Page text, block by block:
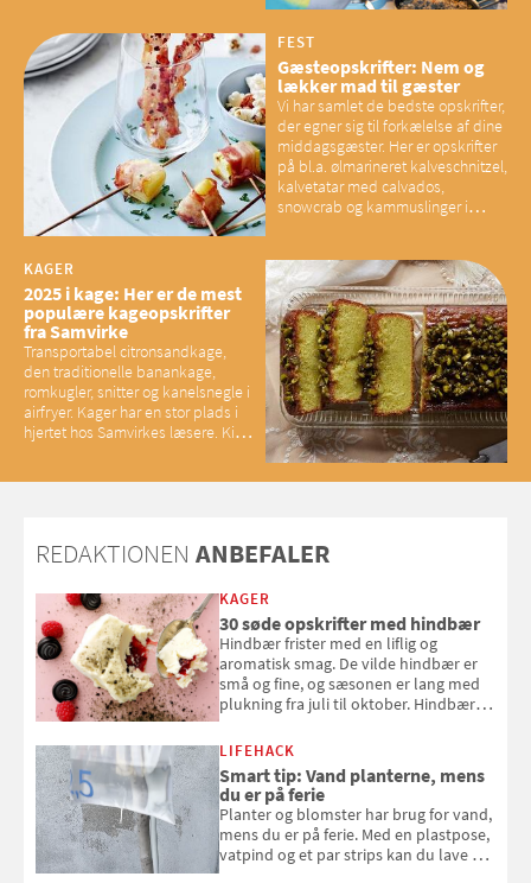
have konsekvenser for vores
sociale fællesskaber
FEST
Gæsteopskrifter: Nem og
lækker mad til gæster
Vi har samlet de bedste opskrifter,
der egner sig til forkælelse af dine
middagsgæster. Her er opskrifter
på bl.a. ølmarineret kalveschnitzel,
kalvetatar med calvados,
snowcrab og kammuslinger i
KAGER
2025 i kage: Her er de mest
populære kageopskrifter
fra Samvirke
Transportabel citronsandkage,
den traditionelle banankage,
romkugler, snitter og kanelsnegle i
airfryer. Kager har en stor plads i
hjertet hos Samvirkes læsere. Kig
REDAKTIONEN ANBEFALER
KAGER
30 søde opskrifter med hindbær
Hindbær frister med en liflig og
aromatisk smag. De vilde hindbær er
små og fine, og sæsonen er lang med
plukning fra juli til oktober. Hindbær
kan bruge dine hindbær i alt fra
bagværk og salater til is og syltning.
LIFEHACK
Smart tip: Vand planterne, mens
du er på ferie
Planter og blomster har brug for vand,
mens du er på ferie. Med en plastpose,
vatpind og et par strips kan du lave dit